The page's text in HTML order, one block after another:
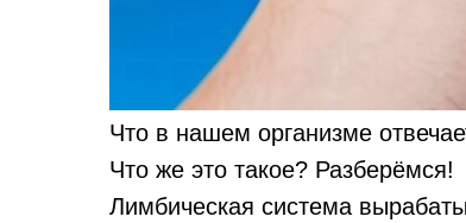
Что в нашем организме
Что же это такое? Разберёмся!
Лимбическая система